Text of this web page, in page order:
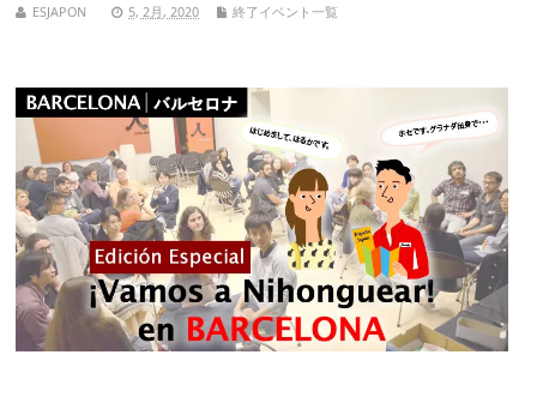
ESJAPON 5, 2月, 2020 終了イベント一覧